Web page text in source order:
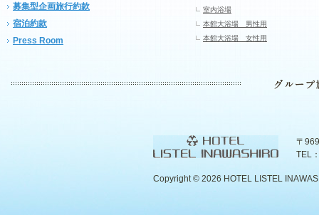
募集型企画旅行約款
宿泊約款
Press Room
室内浴場
本館大浴場 男性用
本館大浴場 女性用
〒
TEL
Copyright © 2026 HOTEL LISTEL